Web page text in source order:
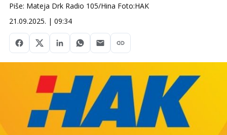
Piše: Mateja Drk Radio 105/Hina Foto:HAK
21.09.2025. | 09:34